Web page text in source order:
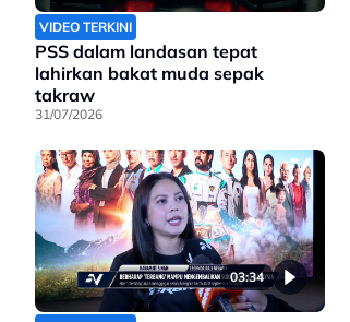
VIDEO TERKINI
PSS dalam landasan tepat
lahirkan bakat muda sepak
takraw
31/07/2026
03:34